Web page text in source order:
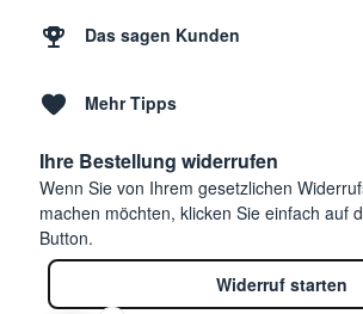
Das sagen Kunden
Mehr Tipps
Ihre Bestellung widerrufen
Wenn Sie von Ihrem gesetzlichen
machen möchten, klicken Sie einfach auf
Button.
Widerruf starten